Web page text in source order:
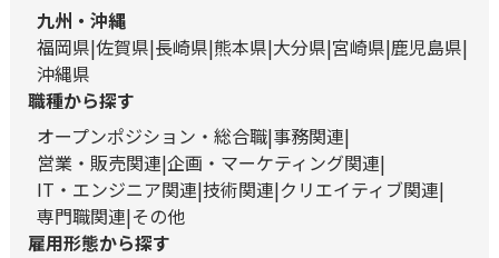
九州・沖縄
福岡県 佐賀県 長崎県 熊本県 大分県 宮崎県 鹿児島県
沖縄県
職種から探す
オープンポジション・総合職 事務関連
営業・販売関連 企画・マーケティング関連
IT・エンジニア関連 技術関連 クリエイティブ関連
専門職関連 その他
雇用形態から探す